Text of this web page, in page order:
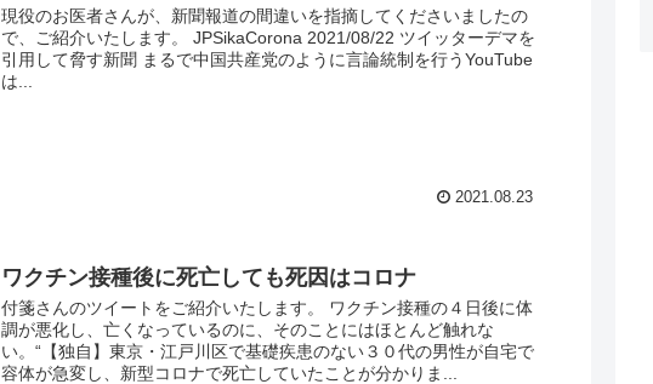
現役のお医者さんが、新聞報道の間違いを指摘してくださいましたの
で、ご紹介いたします。 JPSikaCorona 2021/08/22 ツイッターデマを
引用して脅す新聞 まるで中国共産党のように言論統制を行うYouTube
は...
2021.08.23
ワクチン接種後に死亡しても死因はコロナ
付箋さんのツイートをご紹介いたします。 ワクチン接種の４日後に体
調が悪化し、亡くなっているのに、そのことにはほとんど触れな
い。“【独自】東京・江戸川区で基礎疾患のない３０代の男性が自宅で
容体が急変し、新型コロナで死亡していたことが分かりま...